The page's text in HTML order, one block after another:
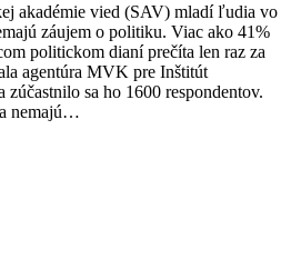
akadémie vied (SAV) mladí ľudia vo
záujem o politiku. Viac ako 41%
politickom dianí prečíta len raz za
agentúra MVK pre Inštitút
sa ho 1600 respondentov.
nemajú…